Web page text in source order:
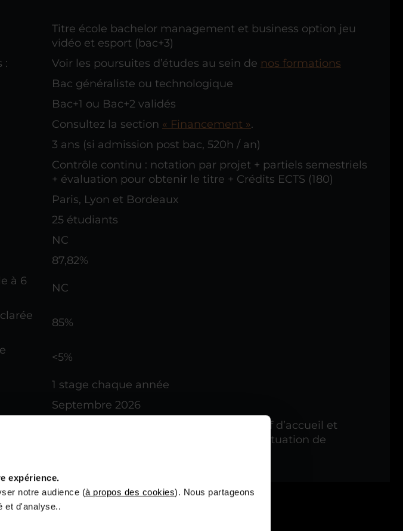
expérience.
notre audience (à propos des cookies). Nous partageons
et d'analyse..
Titre école bachelor management et business option jeu
vidéo et esport (bac+3)
:
Voir les poursuites d’études au sein de nos formations
Bac généraliste ou technologique
Bac+1 ou Bac+2 validés
Consultez la section « Financement ».
3 ans (si admission post bac, 520h / an)
Contrôle continu : notation par projet + partiels semestriels
+ évaluation pour obtenir le titre + Crédits ECTS (180)
Paris, Lyon et Bordeaux
25 étudiants
NC
87,82%
à 6
NC
85%
<5%
1 stage chaque année
Septembre 2026
Cliquez-ici pour connaître notre dispositif d’accueil et
d’accompagnement des personnes en situation de